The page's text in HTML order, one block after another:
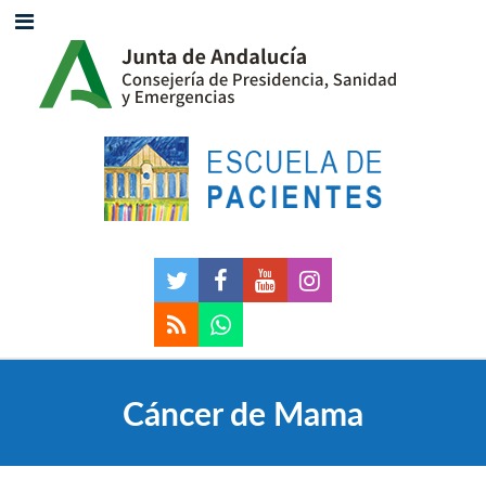
Cáncer de Mama